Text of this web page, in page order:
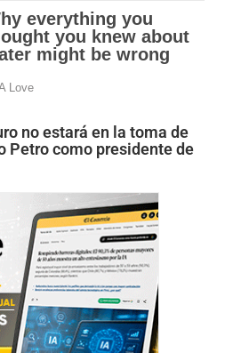
no estará en la toma de
Petro como presidente de